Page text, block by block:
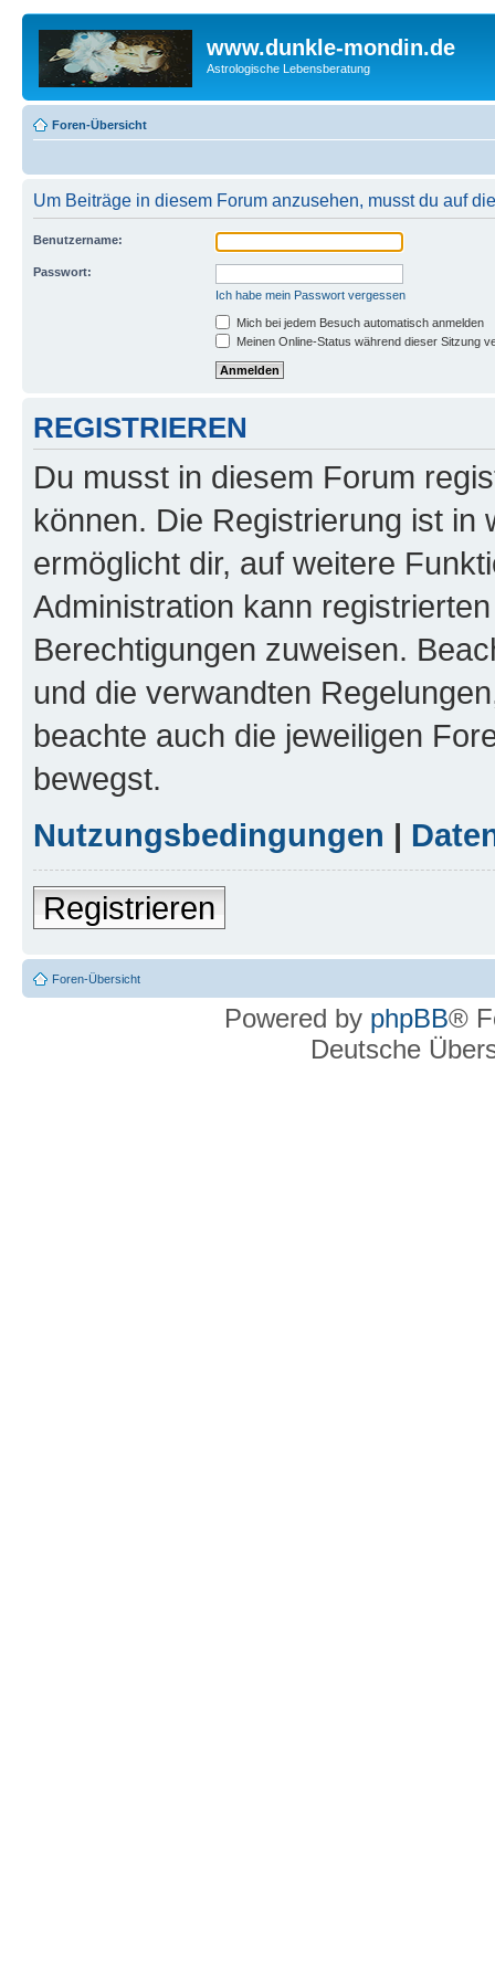
www.dunkle-mondin.de
Astrologische Lebensberatung
Foren-Übersicht
Um Beiträge in diesem Forum anzusehen, musst du auf
Benutzername:
Passwort:
Ich habe mein Passwort vergessen
Mich bei jedem Besuch automatisch anmelden
Meinen Online-Status während dieser Sitzung
REGISTRIEREN
Du musst in diesem Forum
können. Die Registrierung ist in
ermöglicht dir, auf weitere
Administration kann
Berechtigungen zuweisen.
und die verwandten
beachte auch die jeweiligen
bewegst.
Nutzungsbedingungen |
Registrieren
Foren-Übersicht
Powered by phpBB®
Deutsche